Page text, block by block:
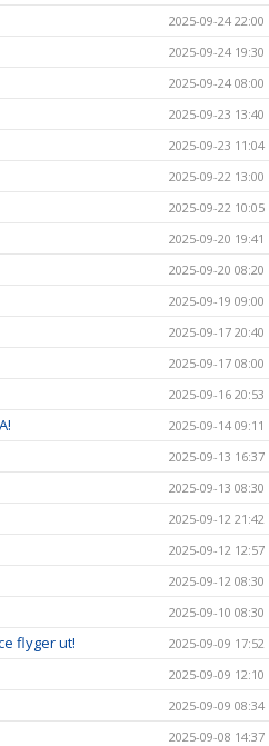
2025-09-24 22:00
2025-09-24 19:30
2025-09-24 08:00
2025-09-23 13:40
2025-09-23 11:04
2025-09-22 13:00
2025-09-22 10:05
2025-09-20 19:41
2025-09-20 08:20
2025-09-19 09:00
2025-09-17 20:40
2025-09-17 08:00
2025-09-16 20:53
2025-09-14 09:11
2025-09-13 16:37
2025-09-13 08:30
2025-09-12 21:42
2025-09-12 12:57
2025-09-12 08:30
2025-09-10 08:30
flyger ut! 2025-09-09 17:52
2025-09-09 12:10
2025-09-09 08:34
2025-09-08 14:37